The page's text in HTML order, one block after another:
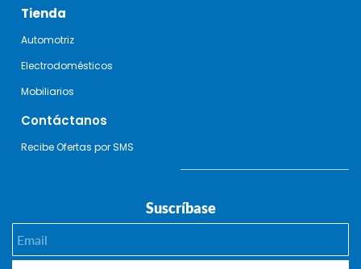
Tienda
Automotriz
Electrodomésticos
Mobiliarios
Contáctanos
Recibe Ofertas por SMS
Suscríbase